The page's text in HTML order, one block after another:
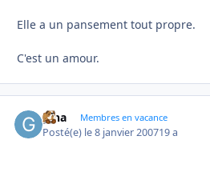
Elle a un pansement tout propre.
C'est un amour.
gina Membres en vacance
Posté(e) le 8 janvier 200719 a